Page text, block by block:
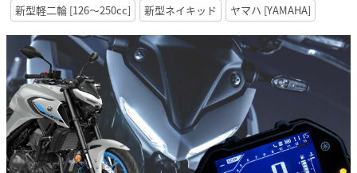
新型軽二輪 [126〜250cc]
新型ネイキッド ヤマハ [YAMAHA]